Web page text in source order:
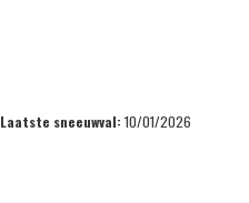
Laatste sneeuwval: 10/01/2026